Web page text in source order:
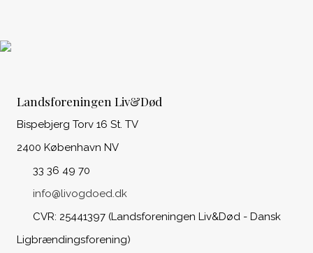
Landsforeningen Liv&Død
Bispebjerg Torv 16 St. TV
2400 København NV
33 36 49 70
info@livogdoed.dk
CVR: 25441397 (Landsforeningen Liv&Død - Dansk
Ligbrændingsforening)